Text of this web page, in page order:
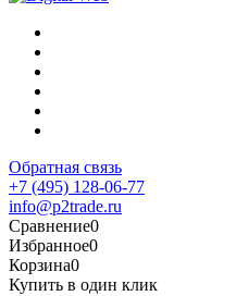
Обратная связь
+7 (495) 128-06-77
info@p2trade.ru
Сравнение0
Избранное0
Корзина0
Купить в один клик